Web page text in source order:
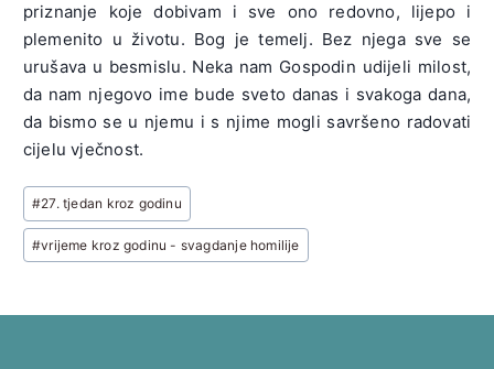
priznanje koje dobivam i sve ono redovno, lijepo i
plemenito u životu. Bog je temelj. Bez njega sve se
urušava u besmislu. Neka nam Gospodin udijeli milost,
da nam njegovo ime bude sveto danas i svakoga dana,
da bismo se u njemu i s njime mogli savršeno radovati
cijelu vječnost.
Post
Tags:
#27. tjedan kroz godinu
#vrijeme kroz godinu - svagdanje homilije